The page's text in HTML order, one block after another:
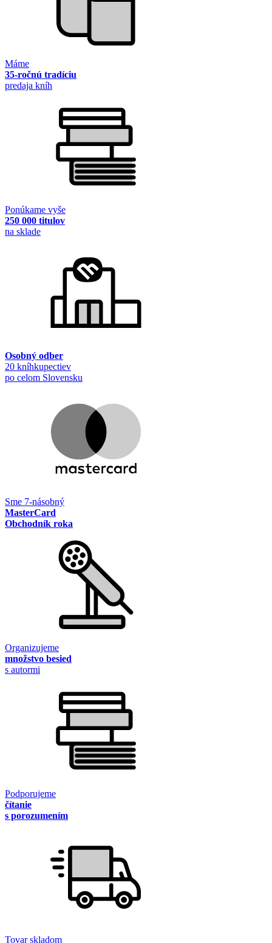
Máme
35-ročnú tradíciu
predaja kníh
Ponúkame vyše
250 000 titulov
na sklade
Osobný odber
20 kníhkupectiev
po celom Slovensku
Sme 7-násobný
MasterCard
Obchodník roka
Organizujeme
množstvo besied
s autormi
Podporujeme
čítanie
s porozumením
Tovar skladom